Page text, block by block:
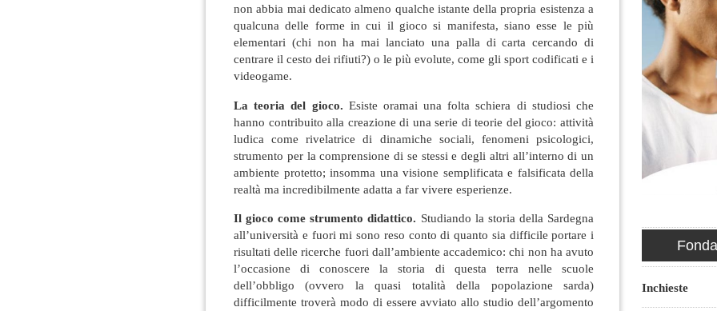
non abbia mai dedicato almeno qualche istante della propria esistenza a
qualcuna delle forme in cui il gioco si manifesta, siano esse le più
elementari (chi non ha mai lanciato una palla di carta cercando di
centrare il cesto dei rifiuti?) o le più evolute, come gli sport codificati e i
videogame.
La teoria del gioco. Esiste oramai una folta schiera di studiosi che
hanno contribuito alla creazione di una serie di teorie del gioco: attività
ludica come rivelatrice di dinamiche sociali, fenomeni psicologici,
strumento per la comprensione di se stessi e degli altri all’interno di un
ambiente protetto; insomma una visione semplificata e falsificata della
realtà ma incredibilmente adatta a far vivere esperienze.
Il gioco come strumento didattico. Studiando la storia della Sardegna
all’università e fuori mi sono reso conto di quanto sia difficile portare i
risultati delle ricerche fuori dall’ambiente accademico: chi non ha avuto
l’occasione di conoscere la storia di questa terra nelle scuole
dell’obbligo (ovvero la quasi totalità della popolazione sarda)
difficilmente troverà modo di essere avviato allo studio dell’argomento
Inchieste